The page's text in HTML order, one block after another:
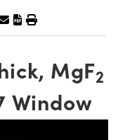
MgF2
Window